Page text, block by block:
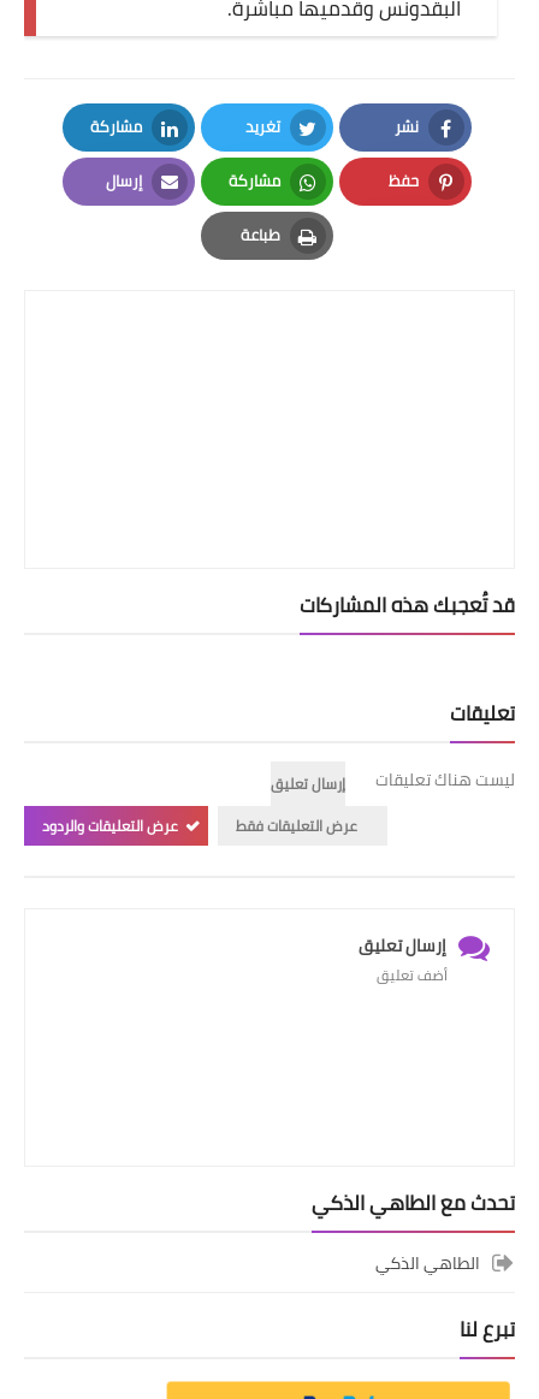
البقدونس وقدميها مباشرة.
نشر
Facebook
تغريد
Twitter
مشاركة
LinkedIn
حفظ
Pinterest
مشاركة
Whatsapp
إرسال
Email
طباعة
Print
قد تُعجبك هذه المشاركات
تعليقات
ليست هناك تعليقات
إرسال تعليق
عرض التعليقات فقط
عرض التعليقات والردود
إرسال تعليق
أضف تعليق
تحدث مع الطاهي الذكي
الطاهي الذكي
تبرع لنا